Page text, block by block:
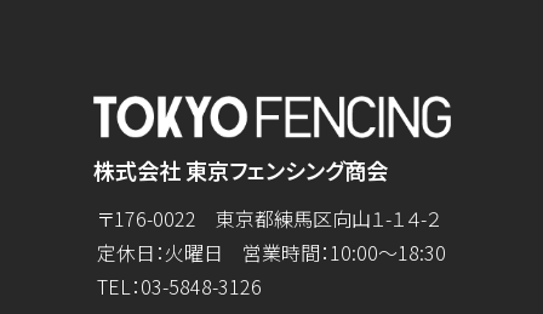
株式会社 東京フェンシング商会
〒176-0022 東京都練馬区向山１-１４-２
定休日：火曜日 営業時間：10:00～18:30
TEL：03-5848-3126